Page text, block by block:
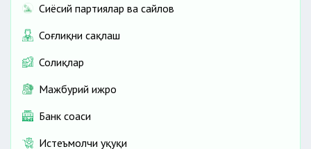
Сиёсий партиялар ва сайлов
Соғлиқни сақлаш
Солиқлар
Мажбурий ижро
Банк соҳаси
Истеъмолчи ҳуқуқи